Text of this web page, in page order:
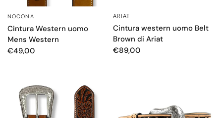
NOCONA
Cintura Western uomo
Mens Western
€49,00
ARIAT
Cintura western uomo Belt
Brown di Ariat
€89,00